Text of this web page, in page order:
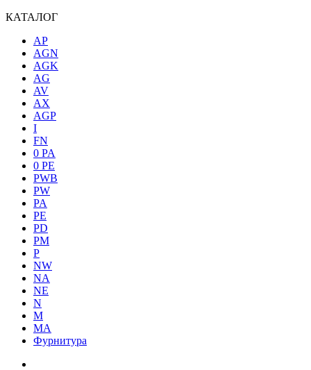
КАТАЛОГ
AP
AGN
AGK
AG
AV
AX
AGP
I
FN
0 PA
0 PE
PWB
PW
PA
PE
PD
PM
P
NW
NA
NE
N
M
MA
Фурнитура